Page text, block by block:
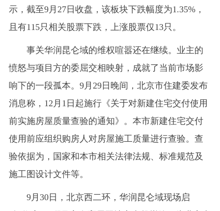
示，截至9月27日收盘，该板块下跌幅度为1.35%，
且有115只相关股票下跌，上涨股票仅13只。
事关华润昆仑域的维权喧嚣还在继续。业主的
愤怒与项目方的委屈交相映射，成就了当前市场影
响下的一段孤本。9月29日晚间，北京市住建委发布
消息称，12月1日起施行《关于对新建住宅交付使用
前实施房屋质量查验的通知》。本市新建住宅交付
使用前应组织购房人对房屋施工质量进行查验。查
验依据为，国家和本市相关法律法规、标准规范及
施工图设计文件等。
9月30日，北京西二环，华润昆仑域现场启